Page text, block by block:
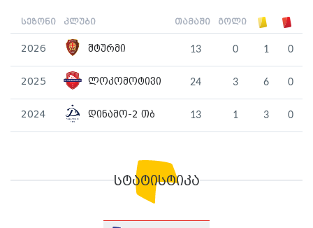
სეზონი კლუბი თამაში გოლი
2026 შტურმი 13 0 1 0
2025 ლოკომოტივი 24 3 6 0
2024 დინამო-2 თბ 13 1 3 0
სტატისტიკა